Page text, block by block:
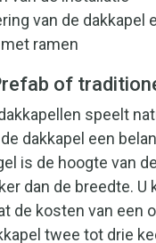
van de dakkapel
ramen
of
speelt
dakkapel een
is de hoogte van
dan de breedte. U
de kosten van een
twee tot drie